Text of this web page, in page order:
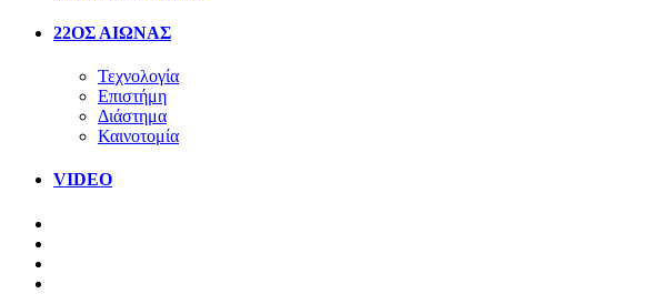
22ΟΣ ΑΙΩΝΑΣ
Τεχνολογία
Επιστήμη
Διάστημα
Καινοτομία
VIDEO